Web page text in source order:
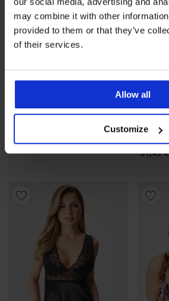
may combine it with other
provided to them or that they’ve
of their services.
Allow all
Customize
4,9
Erotický komplet Aga
29,99 €kódALL25
41,99 €
31,49 €